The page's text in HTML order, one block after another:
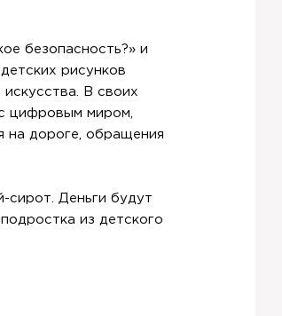
безопасность?» и
рисунков
В своих
цифровым миром,
на дороге, обращения
сирот. Деньги будут
из детского